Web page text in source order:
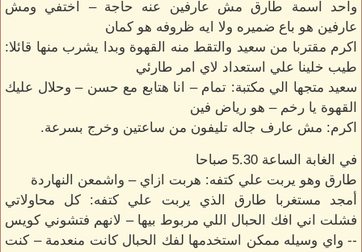
واحد اسمة طارق مش عارفين عنه حاجة – اختفي ومش
عارفين هو باع ضميره ولا ايه ظروفه هو كمان
اكرم مقتربا من سعيد والتقط منه القهوة وبدا يشرب منها قائلا:
طيب خلينا علي استعداد لاي امر طارئي
سعيد متجها الي مكتبة: تمام – انا هتابع مع حسن – وحلال عليك
القهوة يا رخم – هو رياض فين
اكرم: مش عارف جاله تليفون من ساعتين وخرج بسرعة.
في الغابة الساعة 5.30 صباحا
طارق وهو يربت علي كتفه: هربت ازاي – واشمعن النهاردة
أمجد مستغربا طارق الذي يربت علي كتفه: كل محاولاتي
فشلت اني افك الحبال اللي مربوط بيها – لانهم فتشوني كويس
-- واي وسيله ممكن استخدمها لفك الحبال كانت منعدمة – كنت